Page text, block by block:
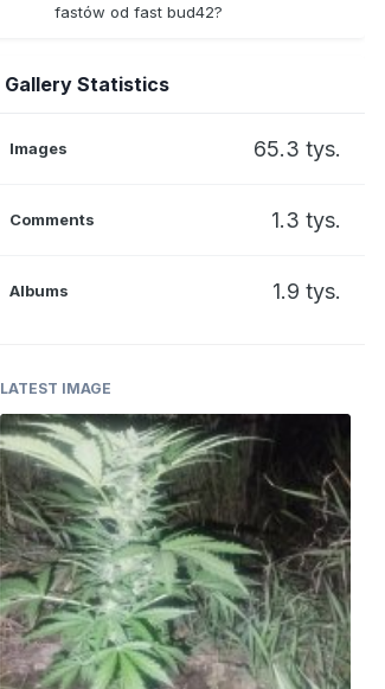
fastów od fast bud42?
Gallery Statistics
Images 65.3 tys.
Comments 1.3 tys.
Albums 1.9 tys.
LATEST IMAGE